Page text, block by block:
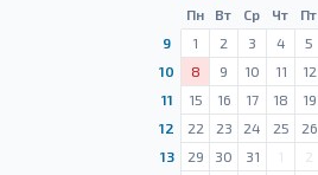
Пн Вт Ср Чт Пт
9
1 2 3 4 5
10
8 9 10 11 12
11
15 16 17 18 19
12
22 23 24 25 26
13
29 30 31 1 2